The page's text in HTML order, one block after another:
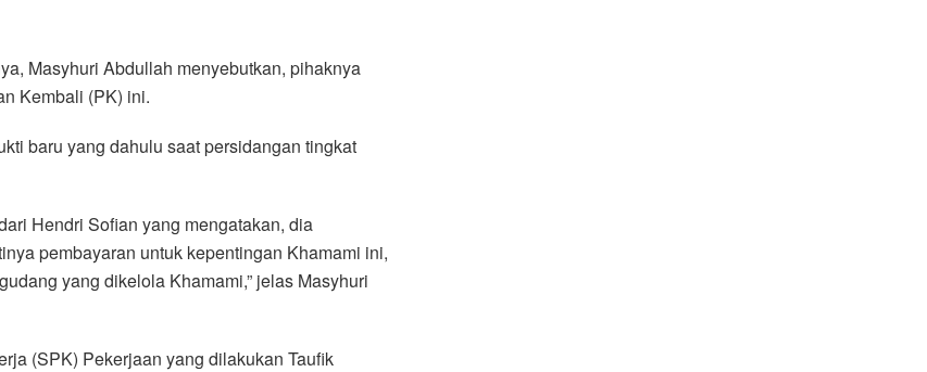
Masyhuri Abdullah menyebutkan, pihaknya
Kembali (PK) ini.
baru yang dahulu saat persidangan tingkat
Hendri Sofian yang mengatakan, dia
pembayaran untuk kepentingan Khamami ini,
yang dikelola Khamami,” jelas Masyhuri
(SPK) Pekerjaan yang dilakukan Taufik